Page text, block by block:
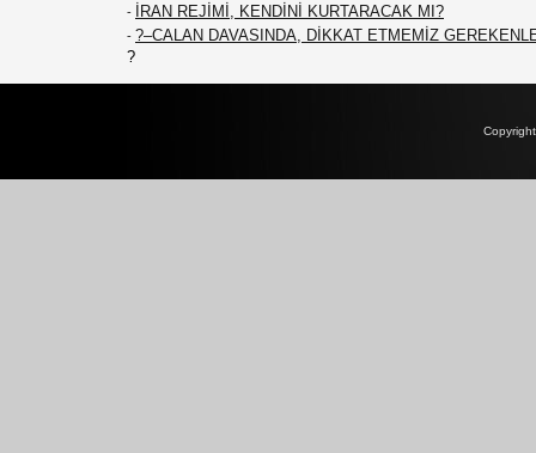
- İRAN REJİMİ, KENDİNİ KURTARACAK MI?
- ?–CALAN DAVASINDA, DİKKAT ETMEMİZ
?